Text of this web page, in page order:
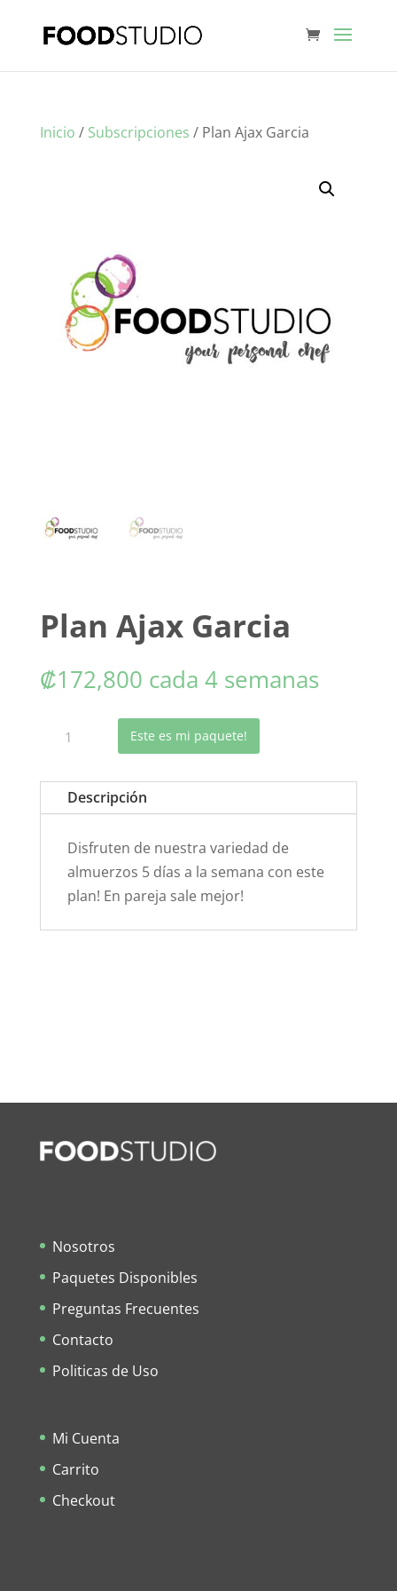
Inicio / Subscripciones / Plan Ajax Garcia
Plan Ajax Garcia
₡172,800 cada 4 semanas
Plan
Garcia
cantidad
Este es mi paquete!
Descripción
Disfruten de nuestra variedad de
almuerzos 5 días a la semana con este
plan! En pareja sale mejor!
Nosotros
Paquetes Disponibles
Preguntas Frecuentes
Contacto
Politicas de Uso
Mi Cuenta
Carrito
Checkout